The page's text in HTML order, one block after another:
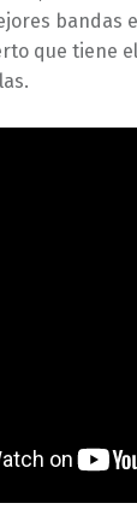
bandas
que tiene